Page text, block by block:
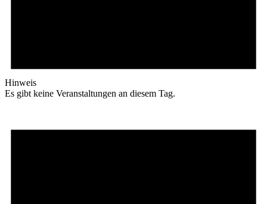
Hinweis
Es gibt keine Veranstaltungen an diesem Tag.